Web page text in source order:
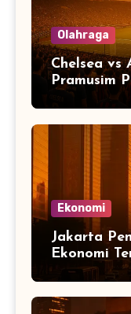
Olahraga
Chelsea vs
Pramusim
Ekonomi
Jakarta
Ekonomi